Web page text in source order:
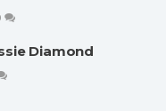
Diamond